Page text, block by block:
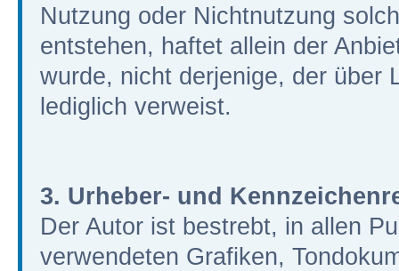
Nutzung oder Nichtnutzung
entstehen, haftet allein der
wurde, nicht derjenige, der über
lediglich verweist.
3. Urheber- und
Der Autor ist bestrebt, in allen
verwendeten Grafiken,